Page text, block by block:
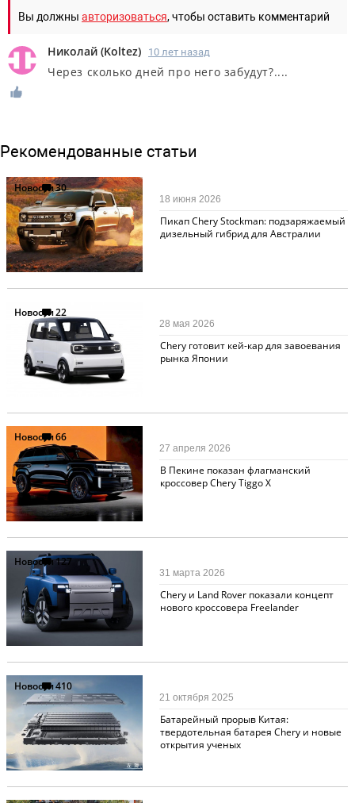
Вы должны авторизоваться, чтобы оставить комментарий
Николай (Koltez) 10 лет назад
Через сколько дней про него забудут?....
Рекомендованные статьи
Новости30
Пикап Chery Stockman: подзаряжаемый
дизельный гибрид для Австралии
18 июня 2026
Новости22
Chery готовит кей-кар для завоевания
рынка Японии
28 мая 2026
Новости66
В Пекине показан флагманский
кроссовер Chery Tiggo X
27 апреля 2026
Новости127
Chery и Land Rover показали концепт
нового кроссовера Freelander
31 марта 2026
Новости410
Батарейный прорыв Китая:
твердотельная батарея Chery и новые
открытия ученых
21 октября 2025